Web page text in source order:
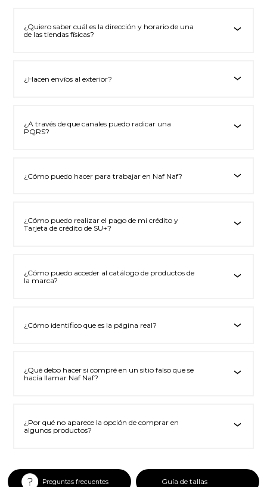
¿Quiero saber cuál es la dirección y horario de una
de las tiendas físicas?
‹
¿Hacen envíos al exterior? ‹
¿A través de que canales puedo radicar una
PQRS?
‹
¿Cómo puedo hacer para trabajar en Naf Naf? ‹
¿Cómo puedo realizar el pago de mi crédito y
Tarjeta de crédito de SU+?
‹
¿Cómo puedo acceder al catálogo de productos de
la marca?
‹
¿Cómo identifico que es la página real? ‹
¿Qué debo hacer si compré en un sitio falso que se
hacía llamar Naf Naf?
‹
¿Por qué no aparece la opción de comprar en
algunos productos?
‹
Preguntas frecuentes Guía de tallas